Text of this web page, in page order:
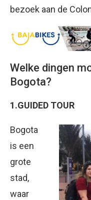
bezoek aan de
Welke dingen
Bogota?
1.GUIDED TOUR
Bogota
is een
grote
stad,
waar